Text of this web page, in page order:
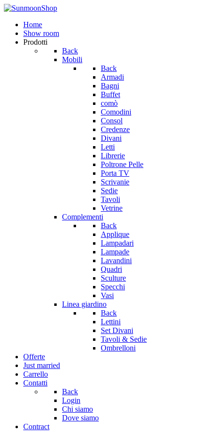
Home
Show room
Prodotti
Back
Mobili
Back
Armadi
Bagni
Buffet
comò
Comodini
Consol
Credenze
Divani
Letti
Librerie
Poltrone Pelle
Porta TV
Scrivanie
Sedie
Tavoli
Vetrine
Complementi
Back
Applique
Lampadari
Lampade
Lavandini
Quadri
Sculture
Specchi
Vasi
Linea giardino
Back
Lettini
Set Divani
Tavoli & Sedie
Ombrelloni
Offerte
Just married
Carrello
Contatti
Back
Login
Chi siamo
Dove siamo
Contract